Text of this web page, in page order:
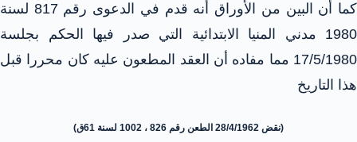
كما أن البين من الأوراق أنه قدم في الدعوى رقم 817 لسنة
1980 مدني المنيا الابتدائية التي صدر فيها الحكم بجلسة
17/5/1980 مما مفاده أن العقد المطعون عليه كان محررا قبل
هذا التاريخ
(نقض 28/4/1962 الطعن رقم 826 ، 1002 لسنة 61ق)